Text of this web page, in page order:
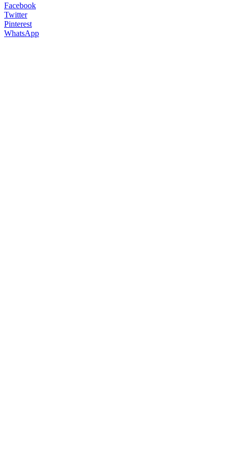
Facebook
Twitter
Pinterest
WhatsApp